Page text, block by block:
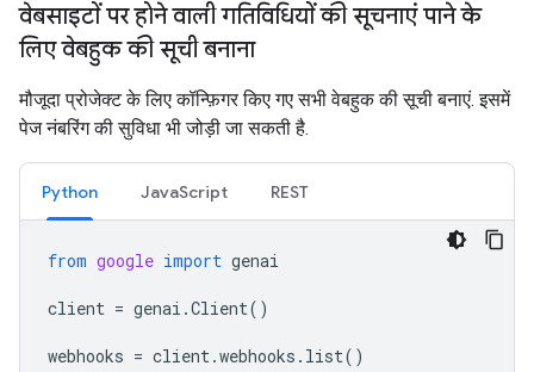
वेबसाइटों पर होने वाली गतिविधियों की सूचनाएं पाने के
लिए वेबहुक की सूची बनाना
मौजूदा प्रोजेक्ट के लिए कॉन्फ़िगर किए गए सभी वेबहुक की सूची बनाएं. इसमें
पेज नंबरिंग की सुविधा भी जोड़ी जा सकती है.
Python JavaScript REST
from google import genai
client = genai .Client()
webhooks = client.webhooks . list()